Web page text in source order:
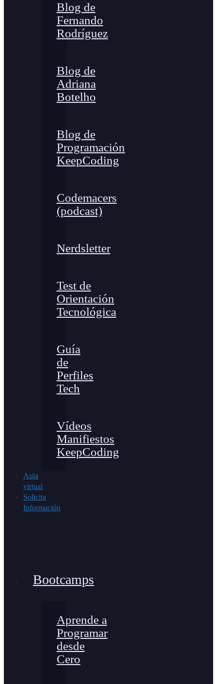
Blog de
Fernando
Rodríguez
Blog de
Adriana
Botelho
Blog de
Programación
KeepCoding
Codemacers
(podcast)
Nerdsletter
Test de
Orientación
Tecnológica
Guía
de
Perfiles
Tech
Vídeos
Manifiestos
KeepCoding
Aula
virtual
Solicita
Información
Bootcamps
Aprende a
Programar
desde
Cero